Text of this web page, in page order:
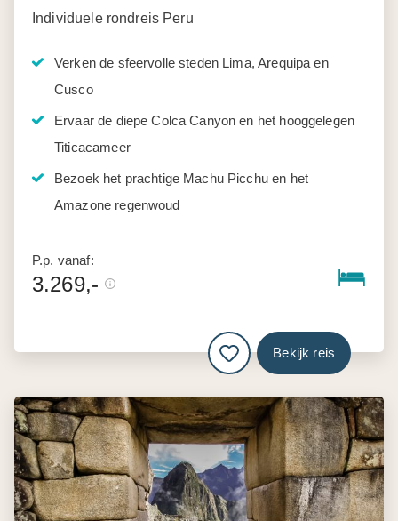
Individuele rondreis Peru
Verken de sfeervolle steden Lima, Arequipa en
Cusco
Ervaar de diepe Colca Canyon en het hooggelegen
Titicacameer
Bezoek het prachtige Machu Picchu en het
Amazone regenwoud
P.p. vanaf:
3.269,-
Bekijk reis